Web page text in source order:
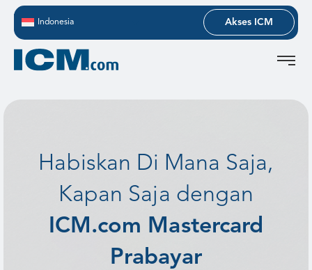
Indonesia Akses ICM
Habiskan Di Mana Saja,
Kapan Saja dengan
ICM.com Mastercard
Prabayar